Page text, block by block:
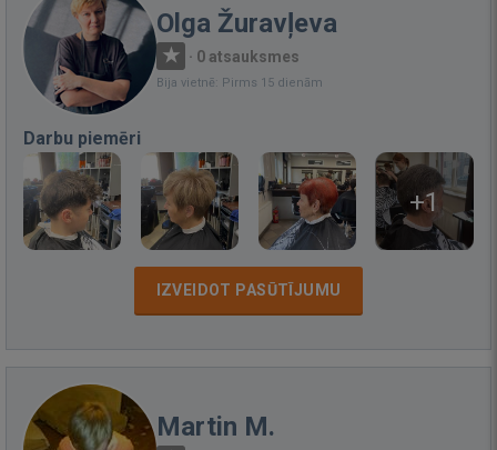
Olga Žuravļeva
· 0 atsauksmes
Bija vietnē: Pirms 15 dienām
Darbu piemēri
+1
IZVEIDOT PASŪTĪJUMU
Martin M.